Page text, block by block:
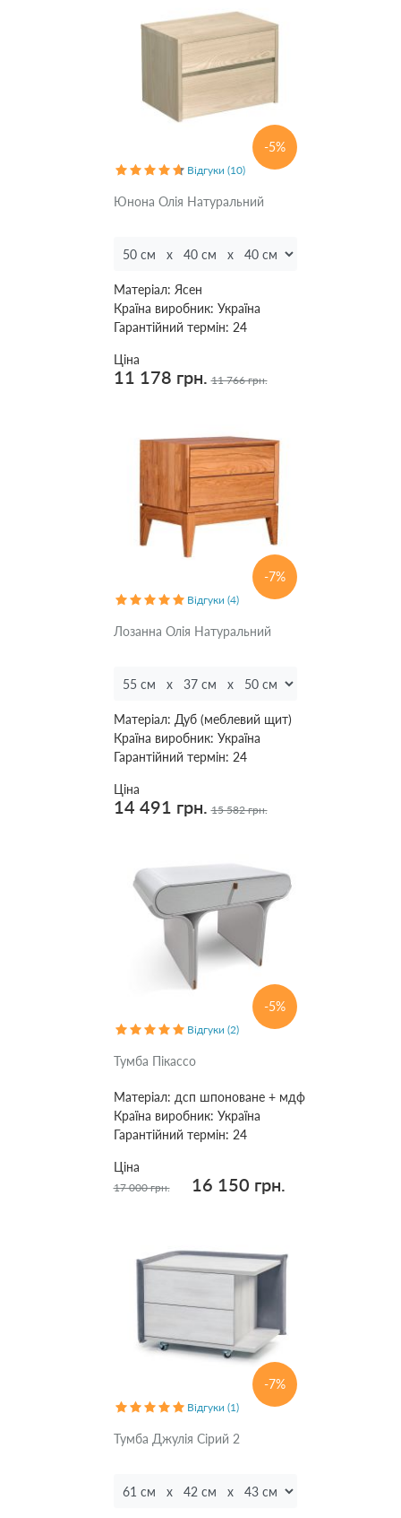
-5%
Відгуки (10)
Юнона Олія Натуральний
Матеріал: Ясен
Країна виробник: Україна
Гарантійний термін: 24
Ціна
11 178 грн. 11 766 грн.
-7%
Відгуки (4)
Лозанна Олія Натуральний
Матеріал: Дуб (меблевий щит)
Країна виробник: Україна
Гарантійний термін: 24
Ціна
14 491 грн. 15 582 грн.
-5%
Відгуки (2)
Тумба Пікассо
Матеріал: дсп шпоноване + мдф
Країна виробник: Україна
Гарантійний термін: 24
Ціна
17 000 грн. 16 150 грн.
-7%
Відгуки (1)
Тумба Джулія Сірий 2